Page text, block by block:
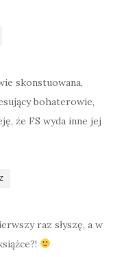
skonstuowana,
bohaterowie,
że FS wyda inne jej
raz słyszę, a w